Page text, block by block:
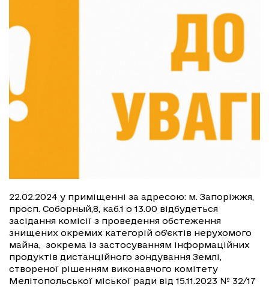
22.02.2024 у приміщенні за адресою: м. Запоріжжя,
просп. Соборный,8, каб.1 о 13.00 відбудеться
засідання комісії з проведення обстеження
знищених окремих категорій об’єктів нерухомого
майна, зокрема із застосуванням інформаційних
продуктів дистанційного зондування Землі,
створеної рішенням виконавчого комітету
Мелітопольської міської ради від 15.11.2023 № 32/17